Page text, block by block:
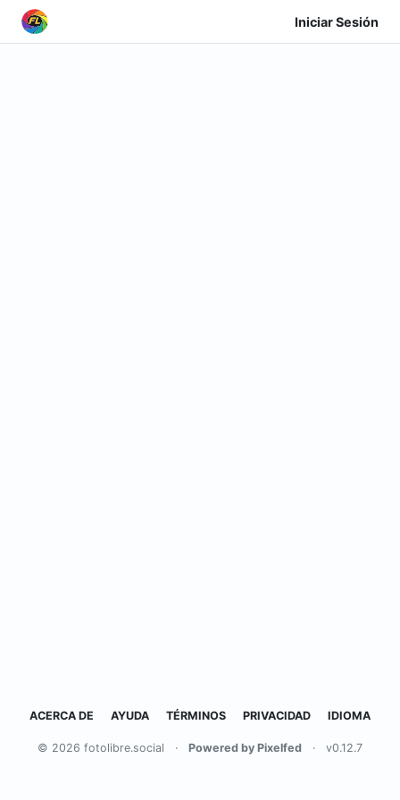
Iniciar Sesión
ACERCA DE AYUDA TÉRMINOS PRIVACIDAD IDIOMA
© 2026 fotolibre.social · Powered by Pixelfed · v0.12.7